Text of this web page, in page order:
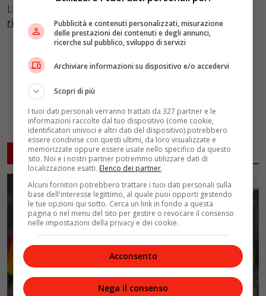
LEGGI ANCHE:
ricordo di Lady Diana
ARTICOLI CORRELATI
Pubblicità e contenuti personalizzati, misurazione
delle prestazioni dei contenuti e degli annunci,
ricerche sul pubblico, sviluppo di servizi
Archiviare informazioni su dispositivo e/o accedervi
Scopri di più
I tuoi dati personali verranno trattati da 327 partner e le
informazioni raccolte dal tuo dispositivo (come cookie,
identificatori univoci e altri dati del dispositivo) potrebbero
essere condivise con questi ultimi, da loro visualizzate e
memorizzate oppure essere usate nello specifico da questo
sito. Noi e i nostri partner potremmo utilizzare dati di
localizzazione esatti. Elenco dei partner.
Alcuni fornitori potrebbero trattare i tuoi dati personali sulla
base dell'interesse legittimo, al quale puoi opporti gestendo
le tue opzioni qui sotto. Cerca un link in fondo a questa
pagina o nel menu del sito per gestire o revocare il consenso
nelle impostazioni della privacy e dei cookie.
Acconsento
Nega il consenso